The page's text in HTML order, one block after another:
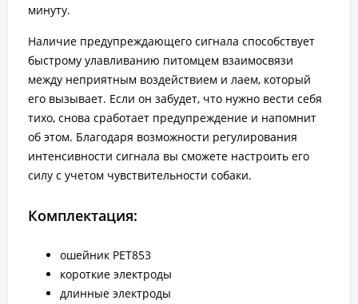
минуту.
Наличие предупреждающего сигнала способствует
быстрому улавливанию питомцем взаимосвязи
между неприятным воздействием и лаем, который
его вызывает. Если он забудет, что нужно вести себя
тихо, снова сработает предупреждение и напомнит
об этом. Благодаря возможности регулирования
интенсивности сигнала вы сможете настроить его
силу с учетом чувствительности собаки.
Комплектация:
ошейник PET853
короткие электроды
длинные электроды